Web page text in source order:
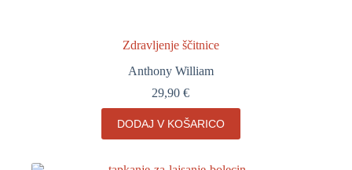
Zdravljenje ščitnice
Anthony William
29,90€
DODAJ V KOŠARICO